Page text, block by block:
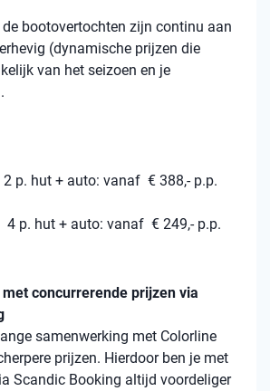
de bootovertochten zijn continu aan
(dynamische prijzen die
van het seizoen en je
2 p. hut + auto: vanaf € 388,- p.p.
4 p. hut + auto: vanaf € 249,- p.p.
concurrerende prijzen via
samenwerking met Colorline
prijzen. Hierdoor ben je met
Scandic Booking altijd voordeliger